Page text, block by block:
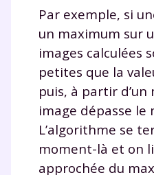
Par exemple, si
un maximum sur
images calculées
petites que la
puis, à partir
image dépasse le
L’algorithme se
moment-là et on
approchée du